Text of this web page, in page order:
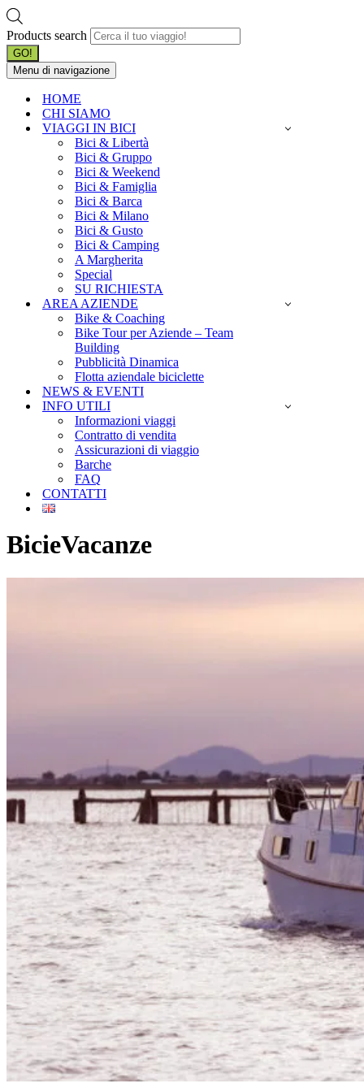
Products search
GO!
Menu di navigazione
HOME
CHI SIAMO
VIAGGI IN BICI
Bici & Libertà
Bici & Gruppo
Bici & Weekend
Bici & Famiglia
Bici & Barca
Bici & Milano
Bici & Gusto
Bici & Camping
A Margherita
Special
SU RICHIESTA
AREA AZIENDE
Bike & Coaching
Bike Tour per Aziende – Team
Building
Pubblicità Dinamica
Flotta aziendale biciclette
NEWS & EVENTI
INFO UTILI
Informazioni viaggi
Contratto di vendita
Assicurazioni di viaggio
Barche
FAQ
CONTATTI
BicieVacanze